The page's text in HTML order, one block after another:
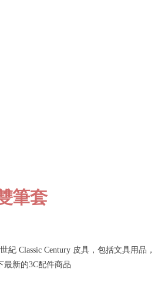
筆套
紀 Classic Century 皮具，包括文具用品，
最新的3C配件商品